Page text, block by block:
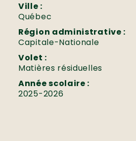
Ville :
Québec
Région administrative :
Capitale-Nationale
Volet :
Matières résiduelles
Année scolaire :
2025-2026